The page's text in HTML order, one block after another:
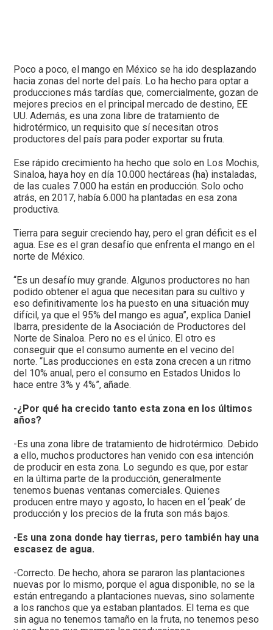
Poco a poco, el mango en México se ha ido desplazando
hacia zonas del norte del país. Lo ha hecho para optar a
producciones más tardías que, comercialmente, gozan de
mejores precios en el principal mercado de destino, EE
UU. Además, es una zona libre de tratamiento de
hidrotérmico, un requisito que sí necesitan otros
productores del país para poder exportar su fruta.
Ese rápido crecimiento ha hecho que solo en Los Mochis,
Sinaloa, haya hoy en día 10.000 hectáreas (ha) instaladas,
de las cuales 7.000 ha están en producción. Solo ocho
atrás, en 2017, había 6.000 ha plantadas en esa zona
productiva.
Tierra para seguir creciendo hay, pero el gran déficit es el
agua. Ese es el gran desafío que enfrenta el mango en el
norte de México.
“Es un desafío muy grande. Algunos productores no han
podido obtener el agua que necesitan para su cultivo y
eso definitivamente los ha puesto en una situación muy
difícil, ya que el 95% del mango es agua”, explica Daniel
Ibarra, presidente de la Asociación de Productores del
Norte de Sinaloa. Pero no es el único. El otro es
conseguir que el consumo aumente en el vecino del
norte. “Las producciones en esta zona crecen a un ritmo
del 10% anual, pero el consumo en Estados Unidos lo
hace entre 3% y 4%”, añade.
-¿Por qué ha crecido tanto esta zona en los últimos
años?
-Es una zona libre de tratamiento de hidrotérmico. Debido
a ello, muchos productores han venido con esa intención
de producir en esta zona. Lo segundo es que, por estar
en la última parte de la producción, generalmente
tenemos buenas ventanas comerciales. Quienes
producen entre mayo y agosto, lo hacen en el ‘peak’ de
producción y los precios de la fruta son más bajos.
-Es una zona donde hay tierras, pero también hay una
escasez de agua.
-Correcto. De hecho, ahora se pararon las plantaciones
nuevas por lo mismo, porque el agua disponible, no se la
están entregando a plantaciones nuevas, sino solamente
a los ranchos que ya estaban plantados. El tema es que
sin agua no tenemos tamaño en la fruta, no tenemos peso